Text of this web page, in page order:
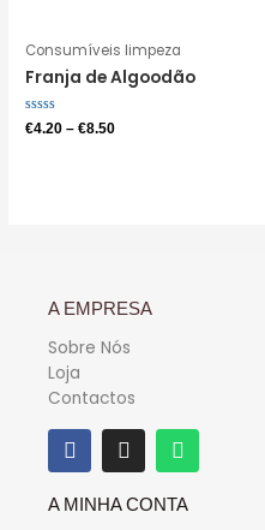
Consumíveis limpeza
Franja de Algoodão
Avaliação
0
€4.20 –€8.50
A EMPRESA
Sobre Nós
Loja
Contactos
A MINHA CONTA